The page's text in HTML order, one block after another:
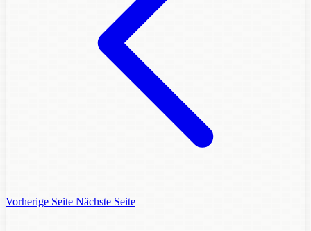
Vorherige Seite Nächste Seite